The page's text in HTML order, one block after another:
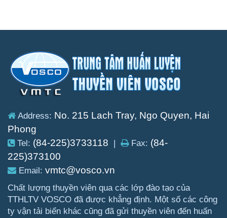
Address: No. 215 Lach Tray, Ngo Quyen, Hai
Phong
Tel: (84-225)3733118 | Fax: (84-
225)373100
Email: vmtc@vosco.vn
Chất lượng thuyền viên qua các lớp đào tạo của
TTHLTV VOSCO đã được khẳng định. Một số các công
ty vận tải biển khác cũng đã gửi thuyền viên đến huấn